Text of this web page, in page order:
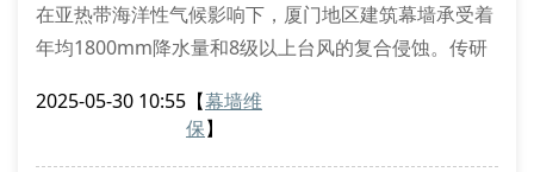
在亚热带海洋性气候影响下，厦门地区建筑幕墙承受着
年均1800mm降水量和8级以上台风的复合侵蚀。传研
缝处，3年后胶条老化率可达72%，结构胶剥离强度下
2025-05-30 10:55 【幕墙维
保】